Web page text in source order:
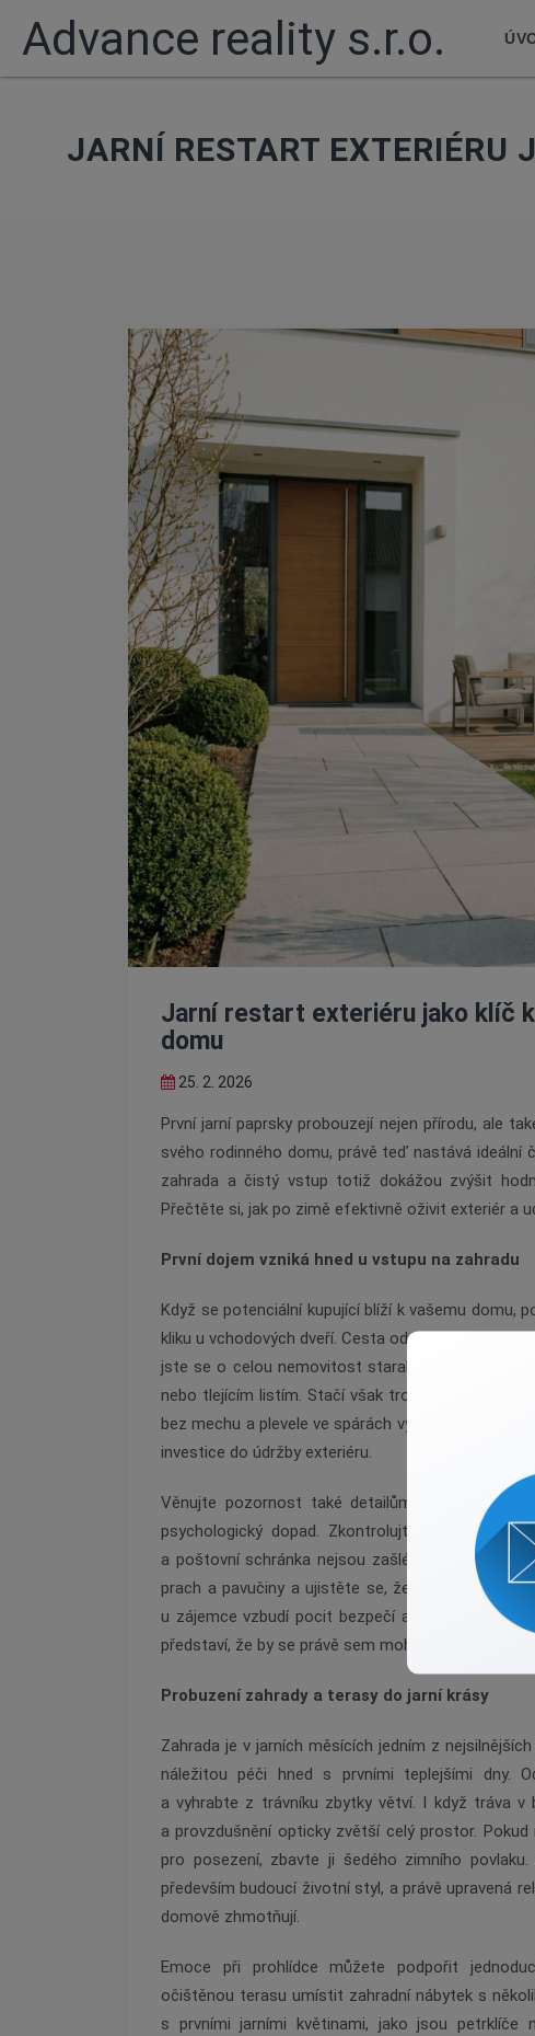
Advance reality s.r.o.
JARNÍ RESTART EXTERIÉRU
Jarní restart exteriéru jako klíč
domu
25. 2. 2026
První jarní paprsky probouzejí nejen přírodu, ale
svého rodinného domu, právě teď nastává ideální
zahrada a čistý vstup totiž dokážou zvýšit
Přečtěte si, jak po zimě efektivně oživit exteriér a
První dojem vzniká hned u vstupu na zahradu
Když se potenciální kupující blíží k vašemu domu,
kliku u vchodových dveří. Cesta od branky ke
jste se o celou nemovitost starali. Po zimě bývají
nebo tlejícím listím. Stačí však trocha času a
bez mechu a plevele ve spárách vysílá jasný
investice do údržby exteriéru.
Věnujte pozornost také detailům, které se
psychologický dopad. Zkontrolujte, zda plot
a poštovní schránka nejsou zašlé či nakřivo.
prach a pavučiny a ujistěte se, že opravdu svítí.
u zájemce vzbudí pocit bezpečí a důvěry. Když
představí, že by se právě sem mohl každý den
Probuzení zahrady a terasy do jarní krásy
Zahrada je v jarních měsících jedním z
náležitou péči hned s prvními teplejšími dny.
a vyhrabte z trávníku zbytky větví. I když tráva
a provzdušnění opticky zvětší celý prostor.
pro posezení, zbavte ji šedého zimního
především budoucí životní styl, a právě upravená
domově zhmotňují.
Emoce při prohlídce můžete podpořit
očištěnou terasu umístit zahradní nábytek s
s prvními jarními květinami, jako jsou petrklíče